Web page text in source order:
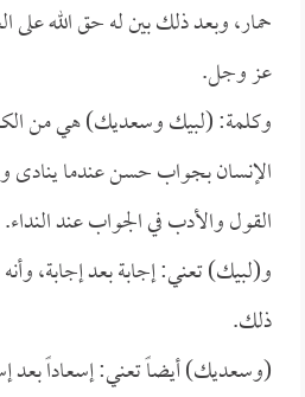
حمار، وبعد ذلك بين له حق الله على
عز وجل.
وكلمة: (لبيك وسعديك) هي من
الإنسان بجواب حسن عندما
القول والأدب في الجواب عند النداء.
و(لبيك) تعني: إجابة بعد إجابة،
ذلك.
(وسعديك) أيضاً تعني: إسعاداً بعد